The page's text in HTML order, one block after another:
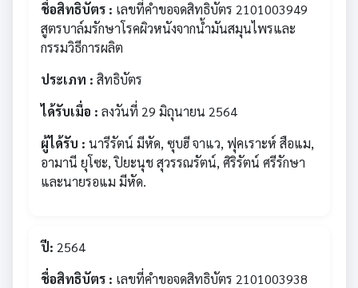
ชื่อสิทธิบัตร : เลขที่คำขอจดสิทธิบัตร 2101003949
สูตรบาล์มรักษาโรคผิวหนังจากน้ำมันสมุนไพรและ
กรรมวิธีการผลิต
ประเภท : สิทธิบัตร
ได้รับเมื่อ : ลงวันที่ 29 มิถุนายน 2564
ผู้ได้รับ : นารีรัตน์ มีหัด, ซุบฮี จาแว, ฟุคเราะห์ สือแม,
อามานี ยุโซะ, ปิยะนุช สุวรรณรัตน์, ศิริรัตน์ ศรีรักษา
และนายรอแม มีหัด.
ปี: 2564
ชื่อสิทธิบัตร : เลขที่คำขอจดสิทธิบัตร 2101003938